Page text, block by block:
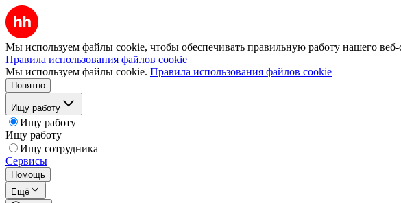
Мы используем файлы cookie, чтобы обеспечивать правильную работу нашего веб-
Правила использования файлов cookie
Мы используем файлы cookie. Правила использования файлов cookie
Понятно
Ищу работу
Ищу работу
Ищу работу
Ищу сотрудника
Сервисы
Помощь
Ещё